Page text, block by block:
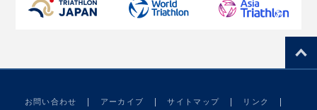
お問い合わせ アーカイブ サイトマップ リンク